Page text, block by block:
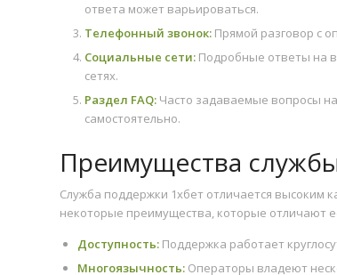
ответа может варьироваться.
Телефонный звонок: Прямой разговор с
Социальные сети: Подробные ответы на
сетях.
Раздел FAQ: Часто задаваемые вопросы
самостоятельно.
Преимущества
Служба поддержки 1хбет отличается высоким
некоторые преимущества, которые отличают
Доступность: Поддержка работает
Многоязычность: Операторы владеют